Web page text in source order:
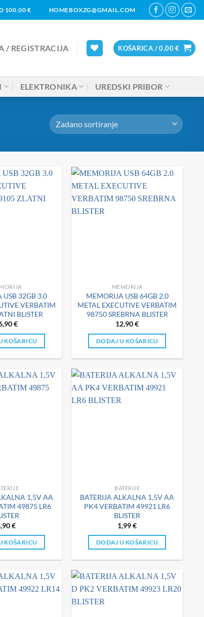
100,00 € HOMEBOXZG@GMAIL.COM
/ REGISTRACIJA KOŠARICA /0,00€
ELEKTRONIKA UREDSKI PRIBOR
USB 32GB 3.0
VERBATIM
BLISTER
€
KOŠARICU
MEMORIJA
MEMORIJA USB 64GB 2.0
METAL EXECUTIVE VERBATIM
98750 SREBRNA BLISTER
12,90€
DODAJ U KOŠARICU
1,5V AA
49875 LR6
€
KOŠARICU
BATERIJE
BATERIJA ALKALNA 1,5V AA
PK4 VERBATIM 49921 LR6
BLISTER
1,99€
DODAJ U KOŠARICU